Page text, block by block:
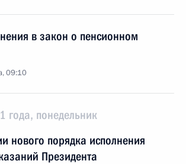
в закон о пенсионном
09:10
года, понедельник
нового порядка исполнения
Президента